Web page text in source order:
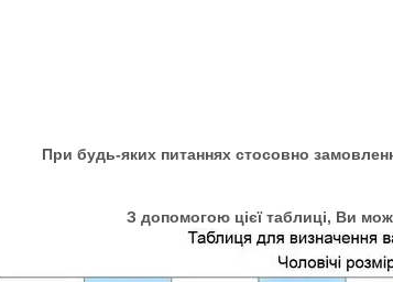
При будь-яких питаннях стосовно
З допомогою цієї таблиці, Ви